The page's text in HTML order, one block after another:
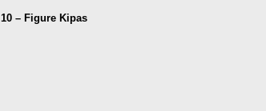
– Figure Kipas